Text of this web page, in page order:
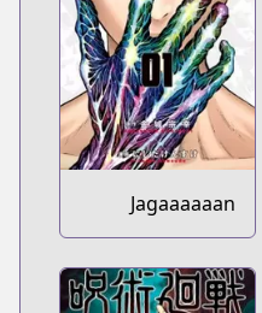
Jagaaaaaan